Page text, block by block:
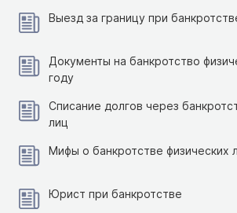
Выезд за границу при
Документы на банкротство
году
Списание долгов через
лиц
Мифы о банкротстве физических
Юрист при банкротстве